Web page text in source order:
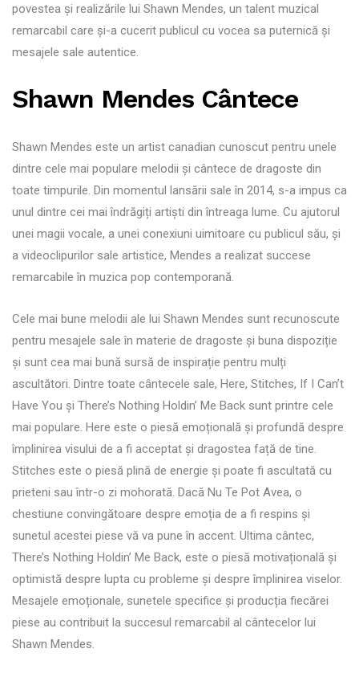
povestea și realizările lui Shawn Mendes, un talent muzical
remarcabil care și-a cucerit publicul cu vocea sa puternică și
mesajele sale autentice.
Shawn Mendes Cântece
Shawn Mendes este un artist canadian cunoscut pentru unele
dintre cele mai populare melodii și cântece de dragoste din
toate timpurile. Din momentul lansării sale în 2014, s-a impus ca
unul dintre cei mai îndrăgiți artiști din întreaga lume. Cu ajutorul
unei magii vocale, a unei conexiuni uimitoare cu publicul său, și
a videoclipurilor sale artistice, Mendes a realizat succese
remarcabile în muzica pop contemporană.
Cele mai bune melodii ale lui Shawn Mendes sunt recunoscute
pentru mesajele sale în materie de dragoste și buna dispoziție
și sunt cea mai bună sursă de inspirație pentru mulți
ascultători. Dintre toate cântecele sale, Here, Stitches, If I Can’t
Have You și There’s Nothing Holdin’ Me Back sunt printre cele
mai populare. Here este o piesă emoțională și profundă despre
împlinirea visului de a fi acceptat și dragostea față de tine.
Stitches este o piesă plină de energie și poate fi ascultată cu
prieteni sau într-o zi mohorată. Dacă Nu Te Pot Avea, o
chestiune convingătoare despre emoția de a fi respins și
sunetul acestei piese vă va pune în accent. Ultima cântec,
There’s Nothing Holdin’ Me Back, este o piesă motivațională și
optimistă despre lupta cu probleme și despre împlinirea viselor.
Mesajele emoționale, sunetele specifice și producția fiecărei
piese au contribuit la succesul remarcabil al cântecelor lui
Shawn Mendes.